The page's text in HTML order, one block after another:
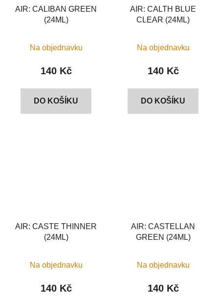
AIR: CALIBAN GREEN
(24ML)
Na objednavku
140 Kč
DO KOŠÍKU
AIR: CALTH BLUE
CLEAR (24ML)
Na objednavku
140 Kč
DO KOŠÍKU
AIR: CASTE THINNER
(24ML)
Na objednavku
140 Kč
AIR: CASTELLAN
GREEN (24ML)
Na objednavku
140 Kč